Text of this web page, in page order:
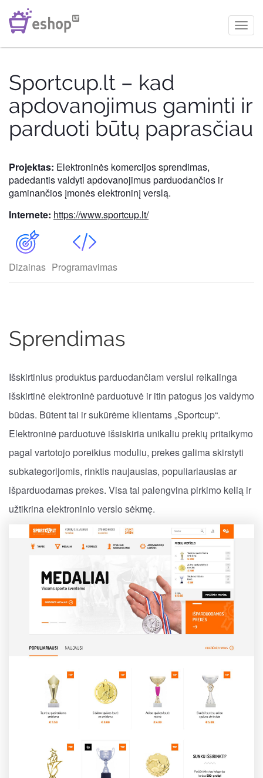
Sportcup.lt – kad
apdovanojimus gaminti ir
parduoti būtų paprasčiau
Projektas: Elektroninės komercijos sprendimas,
padedantis valdyti apdovanojimus parduodančios ir
gaminančios įmonės elektroninį verslą.
Internete: https://www.sportcup.lt/
Dizainas Programavimas
Sprendimas
Išskirtinius produktus parduodančiam verslui reikalinga
išskirtinė elektroninė parduotuvė ir itin patogus jos valdymo
būdas. Būtent tai ir sukūrėme klientams „Sportcup“.
Elektroninė parduotuvė išsiskiria unikaliu prekių pritaikymo
pagal vartotojo poreikius moduliu, prekes galima skirstyti
subkategorijomis, rinktis naujausias, populiariausias ar
išparduodamas prekes. Visa tai palengvina pirkimo kelią ir
užtikrina elektroninio verslo sėkmę.